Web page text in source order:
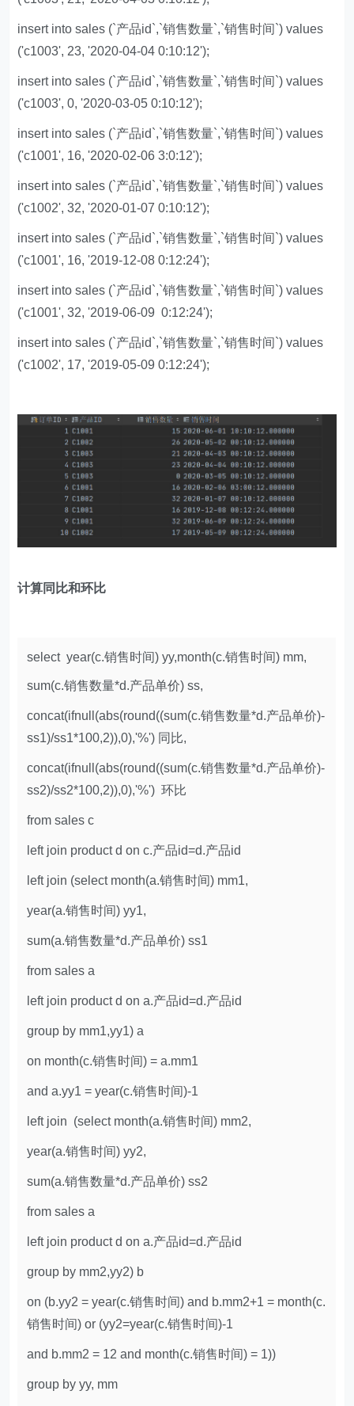
insert into sales (`产品id`,`销售数量`,`销售时间`) values
('c1003', 23, '2020-04-04 0:10:12');
insert into sales (`产品id`,`销售数量`,`销售时间`) values
('c1003', 0, '2020-03-05 0:10:12');
insert into sales (`产品id`,`销售数量`,`销售时间`) values
('c1001', 16, '2020-02-06 3:0:12');
insert into sales (`产品id`,`销售数量`,`销售时间`) values
('c1002', 32, '2020-01-07 0:10:12');
insert into sales (`产品id`,`销售数量`,`销售时间`) values
('c1001', 16, '2019-12-08 0:12:24');
insert into sales (`产品id`,`销售数量`,`销售时间`) values
('c1001', 32, '2019-06-09 0:12:24');
insert into sales (`产品id`,`销售数量`,`销售时间`) values
('c1002', 17, '2019-05-09 0:12:24');
计算同比和环比
select year(c.销售时间) yy,month(c.销售时间) mm,
sum(c.销售数量*d.产品单价) ss,
concat(ifnull(abs(round((sum(c.销售数量*d.产品单价)-
ss1)/ss1*100,2)),0),'%') 同比,
concat(ifnull(abs(round((sum(c.销售数量*d.产品单价)-
ss2)/ss2*100,2)),0),'%') 环比
from sales c
left join product d on c.产品id=d.产品id
left join (select month(a.销售时间) mm1,
year(a.销售时间) yy1,
sum(a.销售数量*d.产品单价) ss1
from sales a
left join product d on a.产品id=d.产品id
group by mm1,yy1) a
on month(c.销售时间) = a.mm1
and a.yy1 = year(c.销售时间)-1
left join (select month(a.销售时间) mm2,
year(a.销售时间) yy2,
sum(a.销售数量*d.产品单价) ss2
from sales a
left join product d on a.产品id=d.产品id
group by mm2,yy2) b
on (b.yy2 = year(c.销售时间) and b.mm2+1 = month(c.
销售时间) or (yy2=year(c.销售时间)-1
and b.mm2 = 12 and month(c.销售时间) = 1))
group by yy, mm